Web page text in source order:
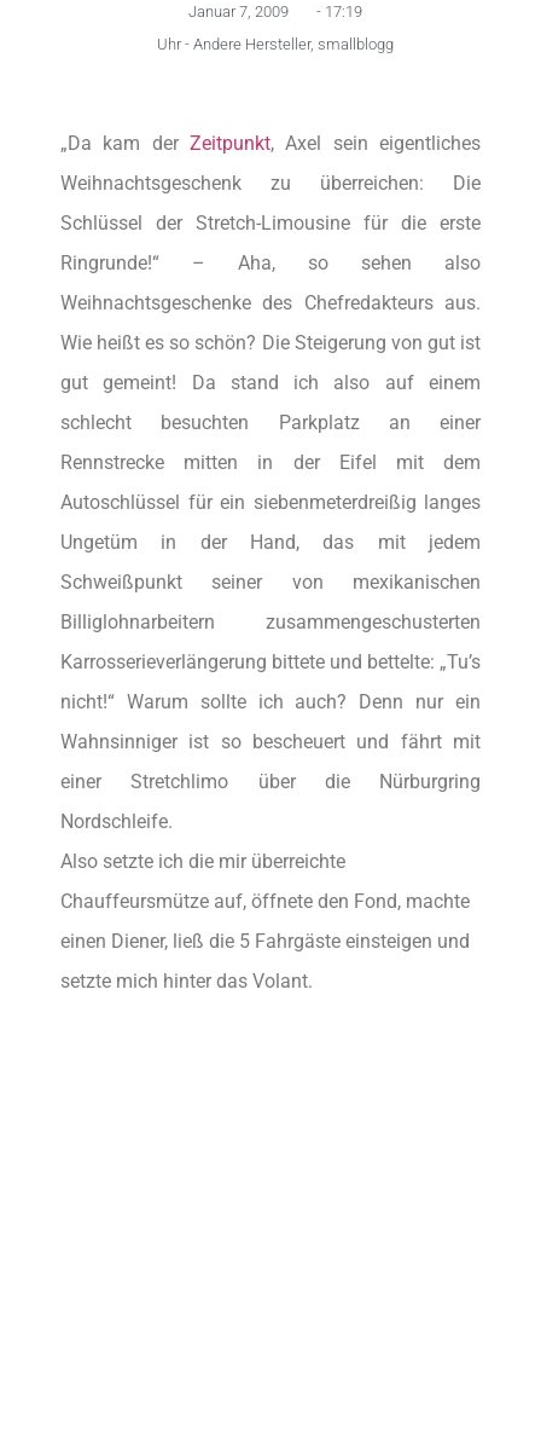
Januar 7, 2009 - 17:19
Uhr - Andere Hersteller, smallblogg
„Da kam der Zeitpunkt, Axel sein eigentliches
Weihnachtsgeschenk zu überreichen: Die
Schlüssel der Stretch-Limousine für die erste
Ringrunde!“ – Aha, so sehen also
Weihnachtsgeschenke des Chefredakteurs aus.
Wie heißt es so schön? Die Steigerung von gut ist
gut gemeint! Da stand ich also auf einem
schlecht besuchten Parkplatz an einer
Rennstrecke mitten in der Eifel mit dem
Autoschlüssel für ein siebenmeterdreißig langes
Ungetüm in der Hand, das mit jedem
Schweißpunkt seiner von mexikanischen
Billiglohnarbeitern zusammengeschusterten
Karrosserieverlängerung bittete und bettelte: „Tu’s
nicht!“ Warum sollte ich auch? Denn nur ein
Wahnsinniger ist so bescheuert und fährt mit
einer Stretchlimo über die Nürburgring
Nordschleife.
Also setzte ich die mir überreichte
Chauffeursmütze auf, öffnete den Fond, machte
einen Diener, ließ die 5 Fahrgäste einsteigen und
setzte mich hinter das Volant.